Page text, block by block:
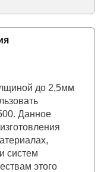
до 2,5мм
Данное
систем
этого